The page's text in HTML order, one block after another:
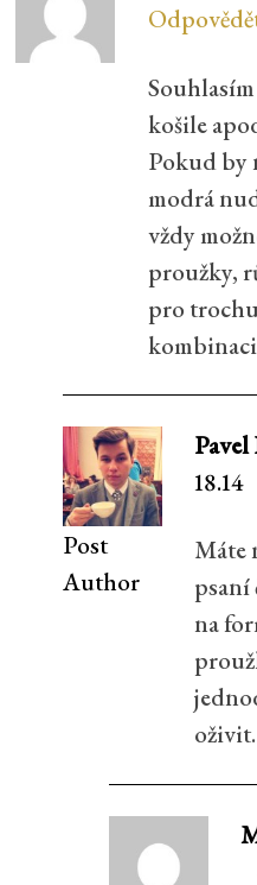
košile
Pokud by
modrá
vždy
proužky,
pro
Post
Author
18.14
Máte
psaní
na
oživit.